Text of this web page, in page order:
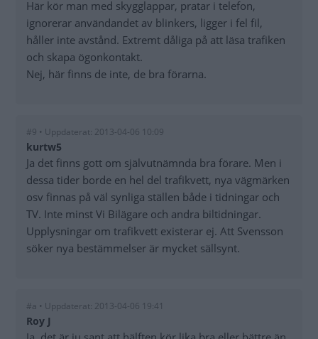
Här kör man med skygglappar, pratar i telefon,
ignorerar användandet av blinkers, ligger i fel fil,
håller inte avstånd. Extremt dåliga på att läsa trafiken
och skapa ögonkontakt.
Nej, här finns de inte, de bra förarna.
#9 • Uppdaterat: 2013-04-06 10:09
kurtw5
Ja det finns gott om självutnämnda bra förare. Men i
dessa tider borde en hel del trafikvett, nya vägmärken
osv finnas på väl synliga ställen både i tidningar och
TV. Inte minst Vi Bilägare och andra biltidningar.
Upplysningar om trafikvett existerar ej. Att Svensson
söker nya bestämmelser är mycket sällsynt.
#a • Uppdaterat: 2013-04-06 19:41
Roy J